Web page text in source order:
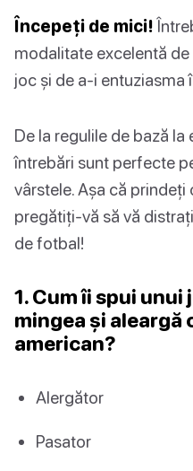
Începeți de mici!
modalitate excelentă
joc și de a-i entuziasma
De la regulile de bază
întrebări sunt perfecte
vârstele. Așa că
pregătiți-vă să vă
de fotbal!
1. Cum îi spui
mingea și aleargă
american?
Alergător
Pasator